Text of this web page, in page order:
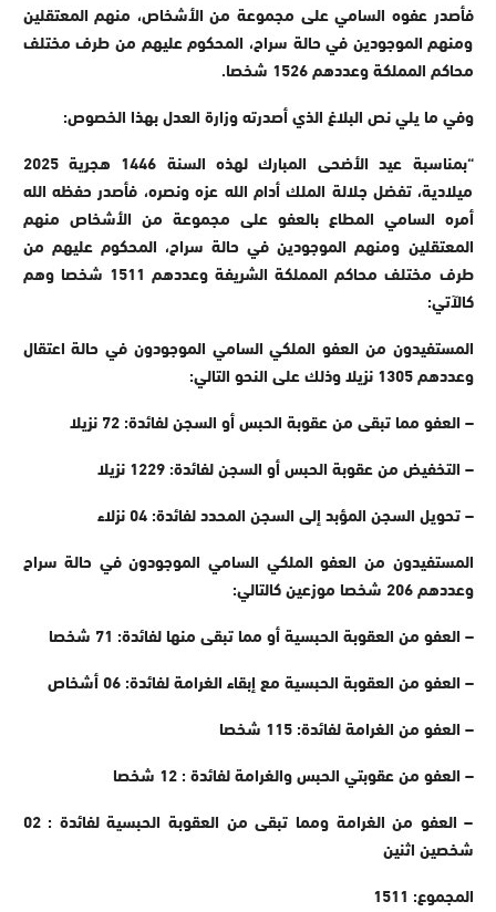
فأصدر عفوه السامي على مجموعة من الأشخاص، منهم المعتقلين
ومنهم الموجودين في حالة سراح، المحكوم عليهم من طرف مختلف
محاكم المملكة وعددهم 1526 شخصا.
وفي ما يلي نص البلاغ الذي أصدرته وزارة العدل بهذا الخصوص:
“بمناسبة عيد الأضحى المبارك لهذه السنة 1446 هجرية 2025
ميلادية، تفضل جلالة الملك أدام الله عزه ونصره، فأصدر حفظه الله
أمره السامي المطاع بالعفو على مجموعة من الأشخاص منهم
المعتقلين ومنهم الموجودين في حالة سراح، المحكوم عليهم من
طرف مختلف محاكم المملكة الشريفة وعددهم 1511 شخصا وهم
كالآتي:
المستفيدون من العفو الملكي السامي الموجودون في حالة اعتقال
وعددهم 1305 نزيلا وذلك على النحو التالي:
– العفو مما تبقى من عقوبة الحبس أو السجن لفائدة: 72 نزيلا
– التخفيض من عقوبة الحبس أو السجن لفائدة: 1229 نزيلا
– تحويل السجن المؤبد إلى السجن المحدد لفائدة: 04 نزلاء
المستفيدون من العفو الملكي السامي الموجودون في حالة سراح
وعددهم 206 شخصا موزعين كالتالي:
– العفو من العقوبة الحبسية أو مما تبقى منها لفائدة: 71 شخصا
– العفو من العقوبة الحبسية مع إبقاء الغرامة لفائدة: 06 أشخاص
– العفو من الغرامة لفائدة: 115 شخصا
– العفو من عقوبتي الحبس والغرامة لفائدة : 12 شخصا
– العفو من الغرامة ومما تبقى من العقوبة الحبسية لفائدة : 02
شخصين اثنين
المجموع: 1511